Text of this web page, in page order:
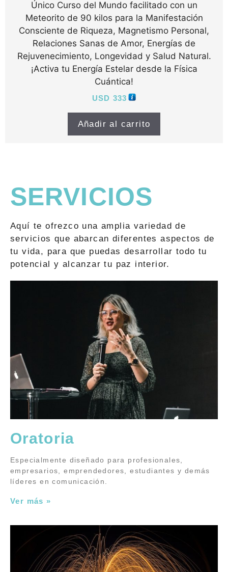
Único Curso del Mundo facilitado con un
Meteorito de 90 kilos para la Manifestación
Consciente de Riqueza, Magnetismo Personal,
Relaciones Sanas de Amor, Energías de
Rejuvenecimiento, Longevidad y Salud Natural.
¡Activa tu Energía Estelar desde la Física
Cuántica!
USD 333
Añadir al carrito
SERVICIOS
Aquí te ofrezco una amplia variedad de
servicios que abarcan diferentes aspectos de
tu vida, para que puedas desarrollar todo tu
potencial y alcanzar tu paz interior.
Oratoria
Especialmente diseñado para profesionales,
empresarios, emprendedores, estudiantes y demás
líderes en comunicación.
Ver más »